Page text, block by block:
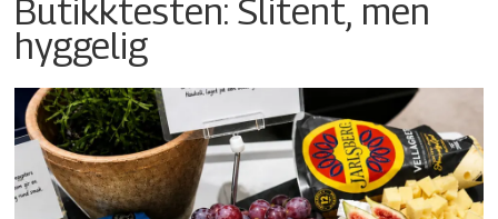
Butikktesten: Slitent, men
hyggelig